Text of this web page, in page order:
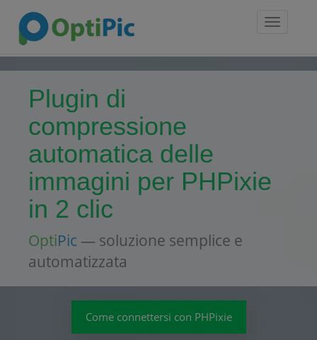
Toggle
Plugin di
compressione
automatica delle
immagini per PHPixie
in 2 clic
OptiPic — soluzione semplice e
automatizzata
Come connettersi con PHPixie